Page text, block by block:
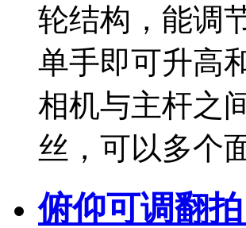
轮结构，能调
单手即可升高
相机与主杆之
丝，可以多个
俯仰可调翻